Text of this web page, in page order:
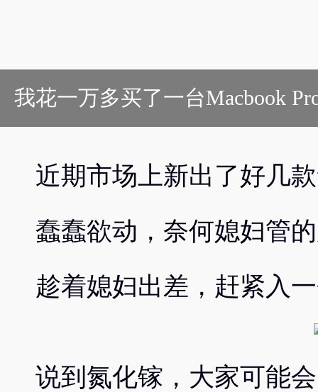
我花一万多买了一台Macbook
近期市场上新出了好几
蠢蠢欲动，奈何媳妇管
趁着媳妇出差，赶紧入
说到氮化镓，大家可能